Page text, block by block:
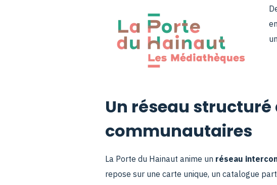
Un réseau
communautaires
La Porte du Hainaut anime un réseau
repose sur une carte unique, un catalogue